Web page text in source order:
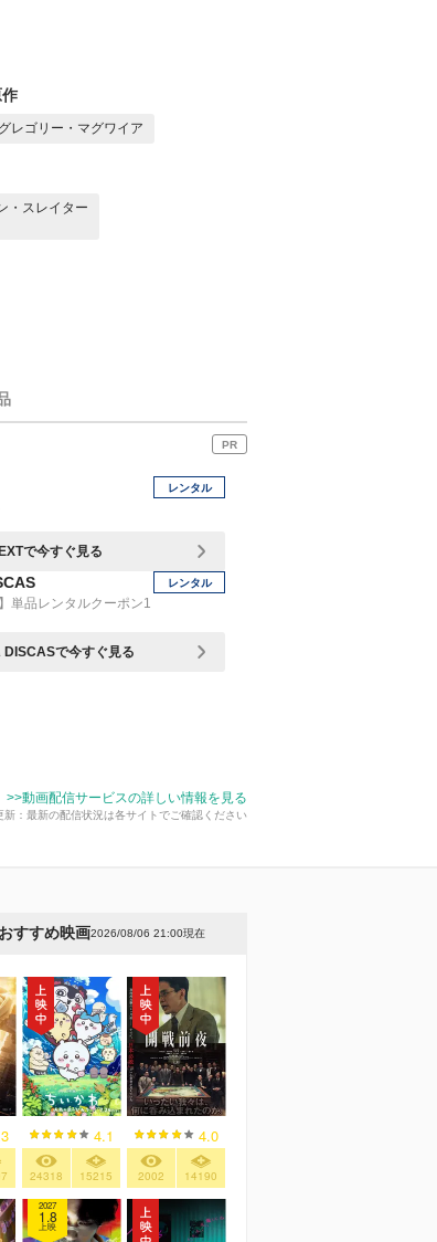
グレゴリー・マグワイア
・スレイター
PR
レンタル
で今すぐ見る
単品レンタルクーポン1
レンタル
DISCASで今すぐ見る
>>動画配信サービスの詳しい情報を見る
：最新の配信状況は各サイトでご確認ください
すすめ映画2026/08/06 21:00現在
4.1
24318 15215
4.0
2002 14190
2027
1.8
上映